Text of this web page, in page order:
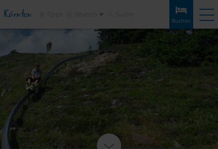
Kärnten Buchen
Buchen Erlebnisse Wetter
Unterkünfte
Touren
Infos & Tipps
Sehenswertes
Service